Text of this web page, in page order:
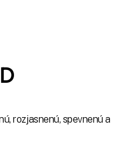
rozjasnenú, spevnenú a